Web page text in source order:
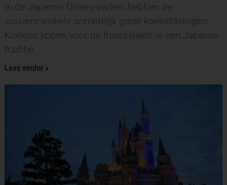
In de Japanse Disney-parken hebben de
souvenirwinkels onmetelijk grote koekafdelingen.
Koekjes kopen voor de thuisblijvers is een Japanse
traditie.
Lees verder »